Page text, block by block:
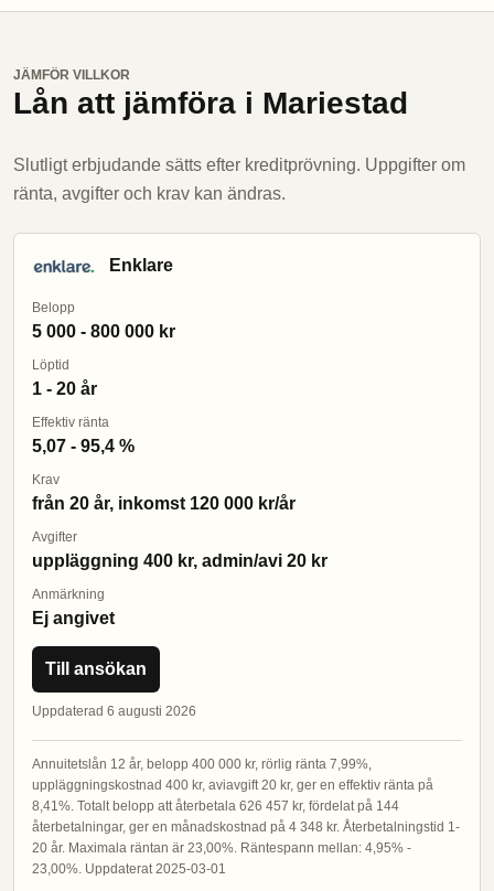
JÄMFÖR VILLKOR
Lån att jämföra i Mariestad
Slutligt erbjudande sätts efter kreditprövning. Uppgifter om
ränta, avgifter och krav kan ändras.
Enklare
Belopp
5 000 - 800 000 kr
Löptid
1 - 20 år
Effektiv ränta
5,07 - 95,4 %
Krav
från 20 år, inkomst 120 000 kr/år
Avgifter
uppläggning 400 kr, admin/avi 20 kr
Anmärkning
Ej angivet
Till ansökan
Uppdaterad 6 augusti 2026
Annuitetslån 12 år, belopp 400 000 kr, rörlig ränta 7,99%,
uppläggningskostnad 400 kr, aviavgift 20 kr, ger en effektiv ränta på
8,41%. Totalt belopp att återbetala 626 457 kr, fördelat på 144
återbetalningar, ger en månadskostnad på 4 348 kr. Återbetalningstid 1-
20 år. Maximala räntan är 23,00%. Räntespann mellan: 4,95% -
23,00%. Uppdaterat 2025-03-01